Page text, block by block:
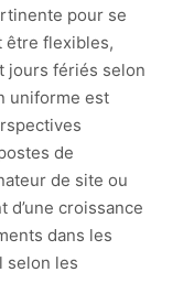
pour se
être flexibles,
jours fériés selon
uniforme est
de
de site ou
croissance
dans les
selon les